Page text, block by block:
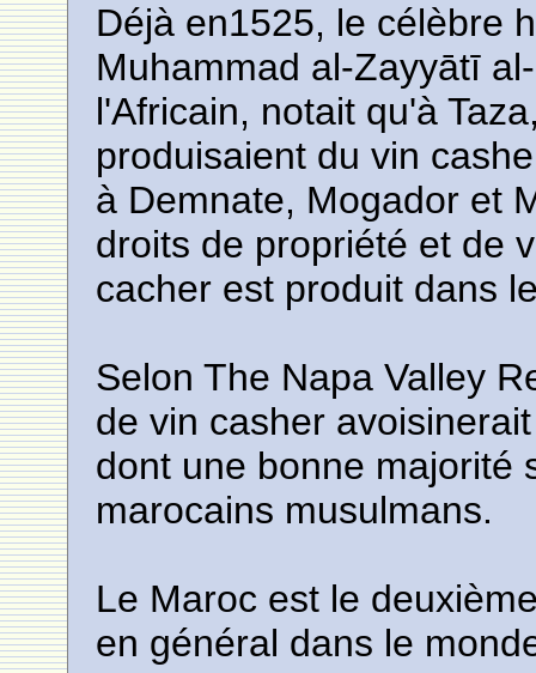
Déjà en1525, le célèbre
Muhammad al-Zayyātī
l'Africain, notait qu'à
produisaient du vin
à Demnate, Mogador et
droits de propriété et de
cacher est produit dans
Selon The Napa Valley
de vin casher
dont une bonne majorité
marocains musulmans.
Le Maroc est le
en général dans le